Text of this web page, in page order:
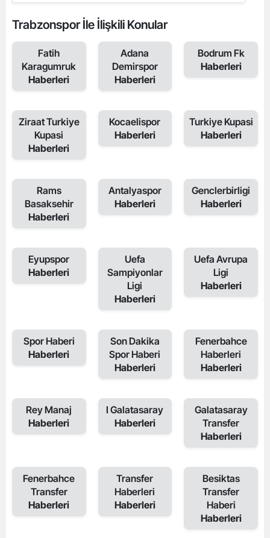
Trabzonspor İle İlişkili Konular
Fatih
Karagumruk
Haberleri
Adana
Demirspor
Haberleri
Bodrum Fk
Haberleri
Ziraat Turkiye
Kupasi
Haberleri
Kocaelispor
Haberleri
Turkiye Kupasi
Haberleri
Rams
Basaksehir
Haberleri
Antalyaspor
Haberleri
Genclerbirligi
Haberleri
Eyupspor
Haberleri
Uefa
Sampiyonlar
Ligi
Haberleri
Uefa Avrupa
Ligi
Haberleri
Spor Haberi
Haberleri
Son Dakika
Spor Haberi
Haberleri
Fenerbahce
Haberleri
Haberleri
Rey Manaj
Haberleri
I Galatasaray
Haberleri
Galatasaray
Transfer
Haberleri
Fenerbahce
Transfer
Haberleri
Transfer
Haberleri
Haberleri
Besiktas
Transfer
Haberi
Haberleri